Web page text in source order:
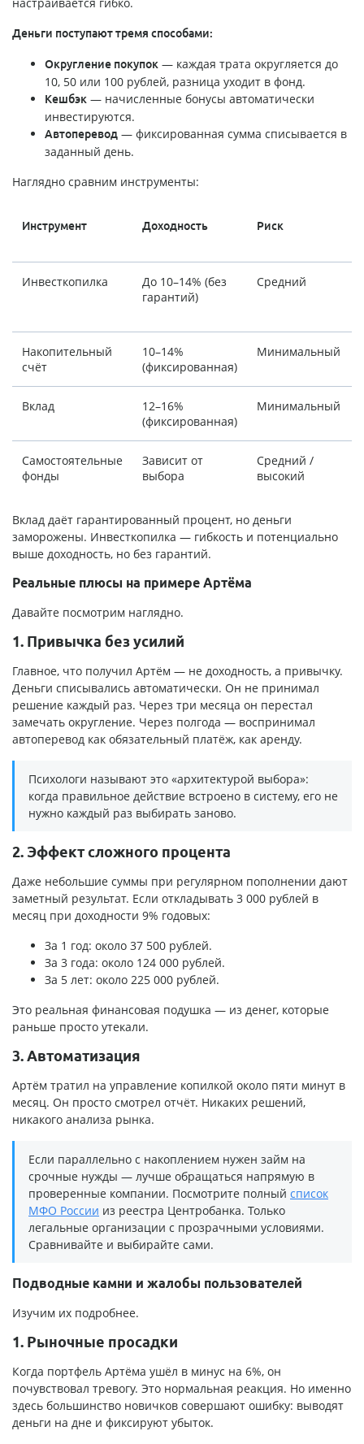
Деньги поступают тремя способами:
Округление покупок — каждая трата округляется до
10, 50 или 100 рублей, разница уходит в фонд.
Кешбэк — начисленные бонусы автоматически
инвестируются.
Автоперевод — фиксированная сумма списывается в
заданный день.
Наглядно сравним инструменты:
Инструмент Доходность Риск
Инвесткопилка
До 10–14% (без
гарантий)
Средний
Накопительный
счёт
10–14%
(фиксированная)
Минимальный
Вклад
12–16%
(фиксированная)
Минимальный
Самостоятельные
фонды
Зависит от
выбора
Средний /
высокий
Вклад даёт гарантированный процент, но деньги
заморожены. Инвесткопилка — гибкость и потенциально
выше доходность, но без гарантий.
Реальные плюсы на примере Артёма
Давайте посмотрим наглядно.
1. Привычка без усилий
Главное, что получил Артём — не доходность, а привычку.
Деньги списывались автоматически. Он не принимал
решение каждый раз. Через три месяца он перестал
замечать округление. Через полгода — воспринимал
автоперевод как обязательный платёж, как аренду.
Психологи называют это «архитектурой выбора»:
когда правильное действие встроено в систему, его не
нужно каждый раз выбирать заново.
2. Эффект сложного процента
Даже небольшие суммы при регулярном пополнении дают
заметный результат. Если откладывать 3 000 рублей в
месяц при доходности 9% годовых:
За 1 год: около 37 500 рублей.
За 3 года: около 124 000 рублей.
За 5 лет: около 225 000 рублей.
Это реальная финансовая подушка — из денег, которые
раньше просто утекали.
3. Автоматизация
Артём тратил на управление копилкой около пяти минут в
месяц. Он просто смотрел отчёт. Никаких решений,
никакого анализа рынка.
Если параллельно с накоплением нужен займ на
срочные нужды — лучше обращаться напрямую в
проверенные компании. Посмотрите полный список
МФО России из реестра Центробанка. Только
легальные организации с прозрачными условиями.
Сравнивайте и выбирайте сами.
Подводные камни и жалобы пользователей
Изучим их подробнее.
1. Рыночные просадки
Когда портфель Артёма ушёл в минус на 6%, он
почувствовал тревогу. Это нормальная реакция. Но именно
здесь большинство новичков совершают ошибку: выводят
деньги на дне и фиксируют убыток.